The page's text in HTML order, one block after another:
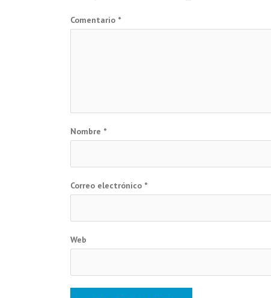
entradas
Comentario *
Nombre *
Correo electrónico *
Web